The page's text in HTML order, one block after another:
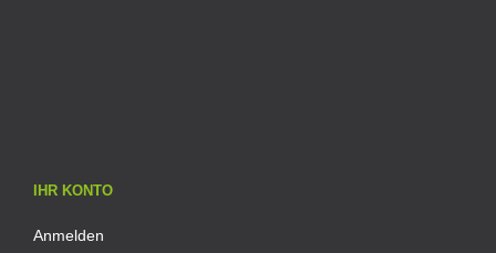
IHR KONTO
Anmelden